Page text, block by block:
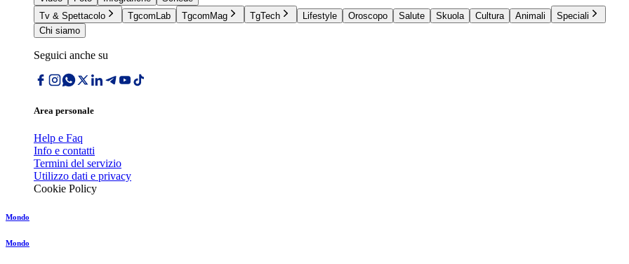
Tv & Spettacolo
TgcomLab TgcomMag TgTech Lifestyle Oroscopo Salute Skuola Cultura Animali
Speciali
Chi siamo
Seguici anche su
Area personale
Help e Faq
Info e contatti
Termini del servizio
Utilizzo dati e privacy
Cookie Policy
Mondo
Mondo